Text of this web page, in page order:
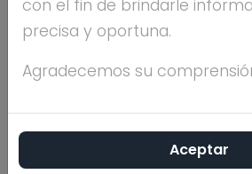
Máximo nivel de
con el fin de brindarle
precisa y oportuna.
Agradecemos su
Aceptar